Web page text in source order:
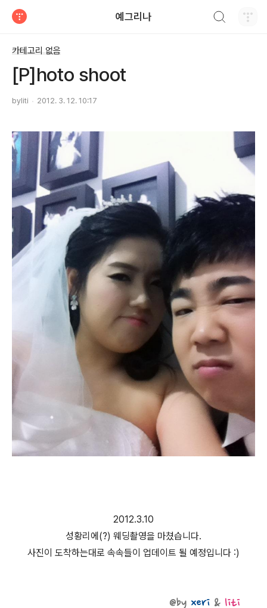
예그리나
카테고리 없음
[P]hoto shoot
byliti 2012. 3. 12. 10:17
2012.3.10
성황리에(?) 웨딩촬영을 마쳤습니다.
사진이 도착하는대로 속속들이 업데이트 될 예정입니다 :)